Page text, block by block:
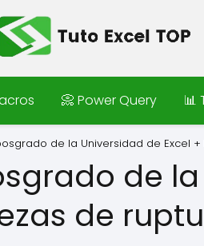
📀 Power Query 📊
de la Universidad de Excel
de
de